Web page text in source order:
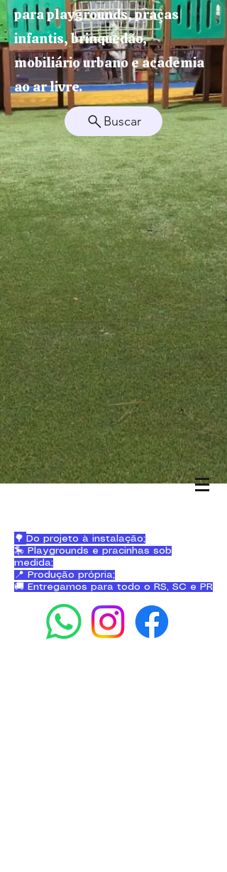
para playgrounds, praças
infantis, brinquedão,
mobiliário urbano e academia
ao ar livre.
Buscar
🌳 Do projeto à instalação;
🎠 Playgrounds e pracinhas sob
medida;
📍 Produção própria;
🚚 Entregamos para todo o RS, SC e PR